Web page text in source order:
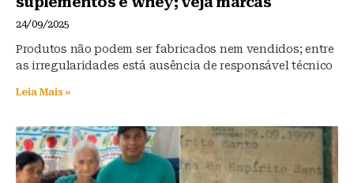
24/09/2025
Produtos não podem ser fabricados nem vendidos; entre
as irregularidades está ausência de responsável técnico
Leia Mais »